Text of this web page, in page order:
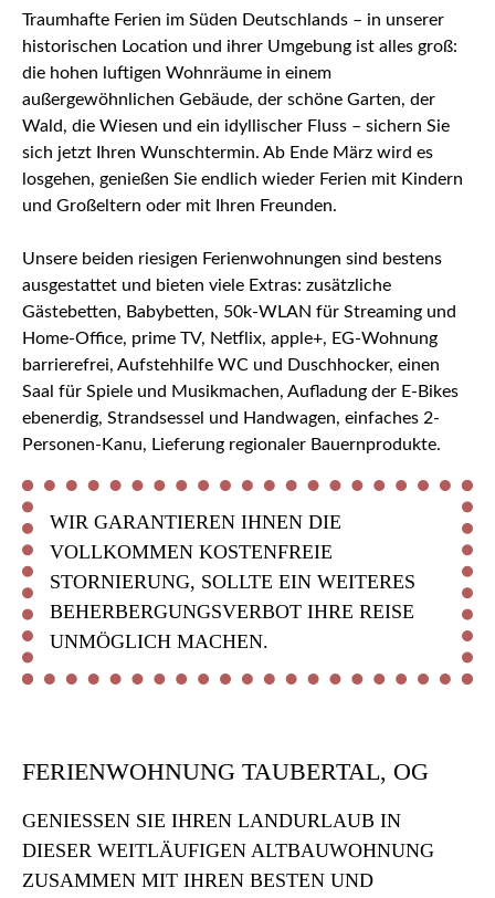
Traumhafte Ferien im Süden Deutschlands – in unserer
historischen Location und ihrer Umgebung ist alles groß:
die hohen luftigen Wohnräume in einem
außergewöhnlichen Gebäude, der schöne Garten, der
Wald, die Wiesen und ein idyllischer Fluss – sichern Sie
sich jetzt Ihren Wunschtermin. Ab Ende März wird es
losgehen, genießen Sie endlich wieder Ferien mit Kindern
und Großeltern oder mit Ihren Freunden.
Unsere beiden riesigen Ferienwohnungen sind bestens
ausgestattet und bieten viele Extras: zusätzliche
Gästebetten, Babybetten, 50k-WLAN für Streaming und
Home-Office, prime TV, Netflix, apple+, EG-Wohnung
barrierefrei, Aufstehhilfe WC und Duschhocker, einen
Saal für Spiele und Musikmachen, Aufladung der E-Bikes
ebenerdig, Strandsessel und Handwagen, einfaches 2-
Personen-Kanu, Lieferung regionaler Bauernprodukte.
WIR GARANTIEREN IHNEN DIE
VOLLKOMMEN KOSTENFREIE
STORNIERUNG, SOLLTE EIN WEITERES
BEHERBERGUNGSVERBOT IHRE REISE
UNMÖGLICH MACHEN.
FERIENWOHNUNG TAUBERTAL, OG
GENIESSEN SIE IHREN LANDURLAUB IN D
IESER WEITLÄUFIGEN ALTBAUWOHNUNG Z
USAMMEN MIT IHREN BESTEN UND L